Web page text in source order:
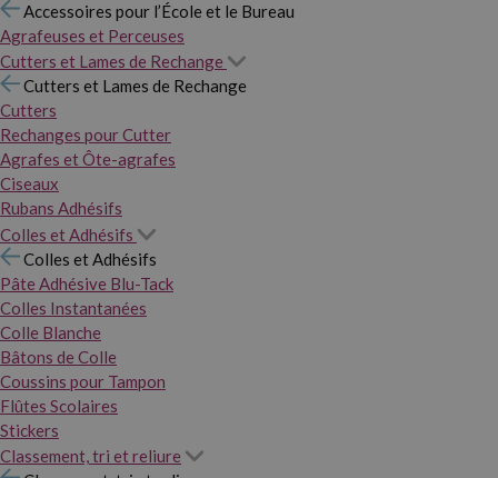
Accessoires pour l’École et le Bureau
Agrafeuses et Perceuses
Cutters et Lames de Rechange
Cutters et Lames de Rechange
Cutters
Rechanges pour Cutter
Agrafes et Ôte-agrafes
Ciseaux
Rubans Adhésifs
Colles et Adhésifs
Colles et Adhésifs
Pâte Adhésive Blu-Tack
Colles Instantanées
Colle Blanche
Bâtons de Colle
Coussins pour Tampon
Flûtes Scolaires
Stickers
Classement, tri et reliure